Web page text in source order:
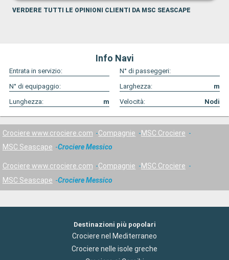
VERDERE TUTTI LE OPINIONI CLIENTI DA MSC SEASCAPE
Info Navi
Entrata in servizio:
N° di passeggeri:
N° di equipaggio:
Larghezza:
m
Lunghezza:
m Velocità: Nodi
Crociere www.crociere.com Compagnie
MSC Crociere
MSC Seascape
Crociere Messico
Crociere www.crociere.com Compagnie
MSC Crociere
MSC Seascape
Crociere Messico
Destinazioni più popolari
Crociere nel Mediterraneo
Crociere nelle isole greche